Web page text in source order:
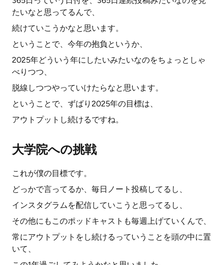
たいなと思ってるんで、
続けていこうかなと思います。
ということで、今年の抱負というか、
2025年どういう年にしたいみたいなのをちょっとしゃ
べりつつ、
脱線しつつやっていけたらなと思います。
ということで、ずばり2025年の目標は、
アウトプットし続けるですね。
大学院への挑戦
これが僕の目標です。
どっかで言ってるか、毎日ノート投稿してるし、
インスタグラムを配信していこうと思ってるし、
その他にもこのポッドキャストも毎週上げていくんで、
常にアウトプットをし続けるっていうことを頭の中に置
いて、